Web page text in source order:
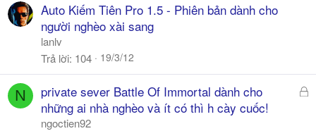
Auto Kiếm Tiên Pro 1.5 - Phiên bản dành cho
người nghèo xài sang
lanlv
Trả lời 104 19/3/12
N
Đ
private sever Battle Of Immortal dành cho
những ai nhà nghèo và ít có thì h cày cuốc!
ngoctien92